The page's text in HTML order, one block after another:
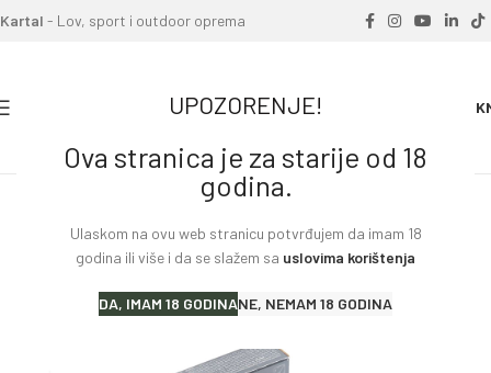
UPOZORENJE!
Ova stranica je za starije od 18
godina.
Ulaskom na ovu web stranicu potvrđujem da imam 18
godina ili više i da se slažem sa uslovima korištenja
DA, IMAM 18 GODINANE, NEMAM 18 GODINA
Kartal - Lov, sport i outdoor oprema
»Proizvodi »Metak sačma Rottweil 16 4.0mm 31gr